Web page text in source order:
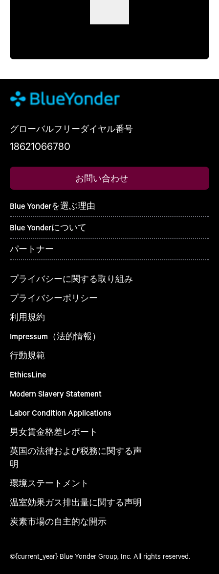
グローバルフリーダイヤル番号
18621066780
お問い合わせ
Blue Yonderを選ぶ理由
Blue Yonderについて
パートナー
プライバシーに関する取り組み
プライバシーポリシー
利用規約
Impressum（法的情報）
行動規範
EthicsLine
Modern Slavery Statement
Labor Condition Applications
男女賃金格差レポート
英国の法律および税務に関する声
明
環境ステートメント
温室効果ガス排出量に関する声明
炭素市場の自主的な開示
©{current_year} Blue Yonder Group, Inc. All rights reserved.